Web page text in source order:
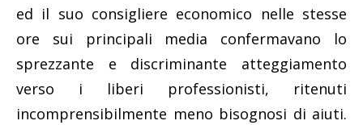
ed il suo consigliere economico nelle stesse
ore sui principali media confermavano lo
sprezzante e discriminante atteggiamento
verso i liberi professionisti, ritenuti
incomprensibilmente meno bisognosi di aiuti.